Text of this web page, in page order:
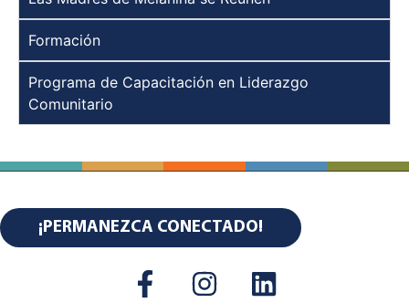
Formación
Programa de Capacitación en Liderazgo
Comunitario
¡PERMANEZCA CONECTADO!